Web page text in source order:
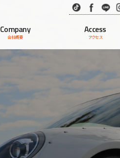
TikTok
Company
会社概要
Access
アクセス